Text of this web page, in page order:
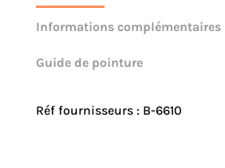
Informations complémentaires
Guide de pointure
Réf fournisseurs : B-6610